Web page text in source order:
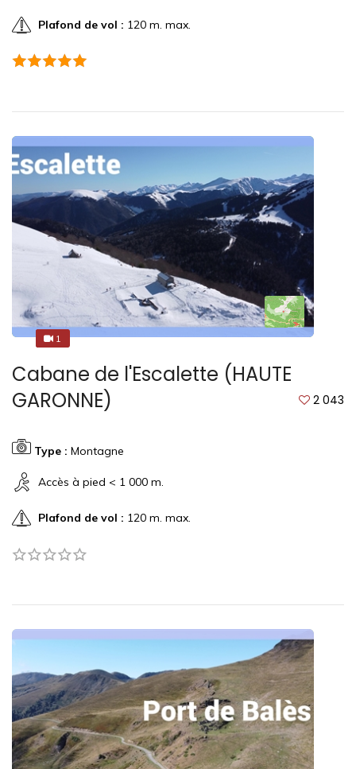
Plafond de vol : 120 m. max.
1
1
Cabane de l'Escalette (HAUTE
GARONNE)
2 043
Type : Montagne
Accès à pied < 1 000 m.
Plafond de vol : 120 m. max.